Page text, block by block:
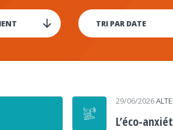
29/06/2026
L’éco-